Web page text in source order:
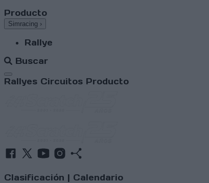
Producto
Simracing ›
Rallye
Buscar
Abrir menú
Rallyes Circuitos Producto
Clasificación | Calendario